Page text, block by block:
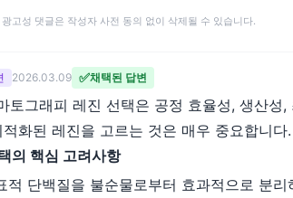
고성 댓글은 작성자 사전 동의 없이 삭제될 수 있습니다.
2026.03.09 ✅채택된 답변
토그래피 레진 선택은 공정 효율성, 생산성
화된 레진을 고르는 것은 매우 중요합니다.
의 핵심 고려사항
적 단백질을 불순물로부터 효과적으로 분